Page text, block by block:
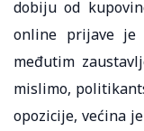
dobiju od
online prijave
međutim
mislimo,
opozicije, većina